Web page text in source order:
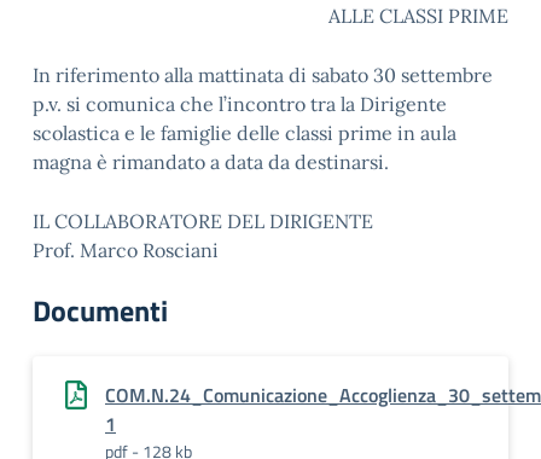
ALLE CLASSI PRIME
In riferimento alla mattinata di sabato 30 settembre
p.v. si comunica che l’incontro tra la Dirigente
scolastica e le famiglie delle classi prime in aula
magna è rimandato a data da destinarsi.
IL COLLABORATORE DEL DIRIGENTE
Prof. Marco Rosciani
Documenti
1
pdf - 128 kb